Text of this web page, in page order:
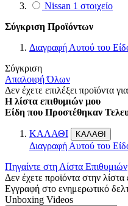
Nissan 1 στοιχείο
Σύγκριση Προϊόντων
Διαγραφή Αυτού του
Σύγκριση
Απαλοιφή Όλων
Δεν έχετε επιλέξει προϊόντα
Η λίστα επιθυμιών μου
Είδη που Προστέθηκαν
ΚΑΛΑΘΙ ΚΑΛΑΘΙ
Διαγραφή Αυτού του
Πηγαίντε στη Λίστα Επιθυμιών
Δεν έχετε προϊόντα στην
Εγγραφή στο ενημερωτικό
Unboxing Videos